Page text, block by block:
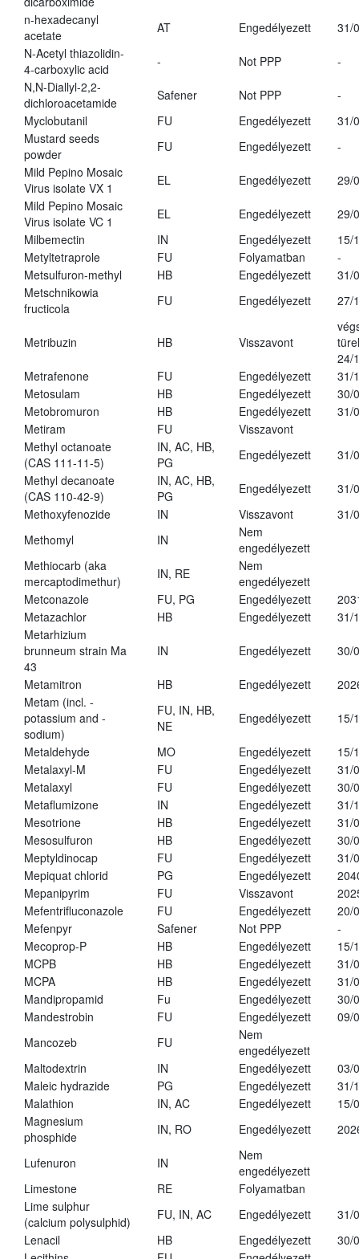
n-hexadecanyl
acetate
AT Engedélyezett
31/
N-Acetyl thiazolidin-
4-carboxylic acid
- Not PPP
-
N,N-Diallyl-2,2-
dichloroacetamide
Safener Not PPP
-
Myclobutanil
FU Engedélyezett
31/
Mustard seeds
powder
FU Engedélyezett
-
Mild Pepino Mosaic
Virus isolate VX 1
EL Engedélyezett
29/
Mild Pepino Mosaic
Virus isolate VC 1
EL Engedélyezett
29/
Milbemectin
IN Engedélyezett
15/
Metyltetraprole
FU Folyamatban
-
Metsulfuron-methyl
HB Engedélyezett
31/
Metschnikowia
fructicola
FU Engedélyezett 27/
Metribuzin HB Visszavont
24/
Metrafenone
FU Engedélyezett
31/
Metosulam
HB Engedélyezett
30/
Metobromuron
HB Engedélyezett
31/
Metiram
FU
Visszavont
Methyl octanoate
(CAS 111-11-5)
IN, AC, HB,
PG
Engedélyezett
31/
Methyl decanoate
(CAS 110-42-9)
IN, AC, HB,
PG
Engedélyezett
31/
Methoxyfenozide
IN Visszavont
31/
Methomyl
IN
Nem
engedélyezett
Methiocarb (aka
mercaptodimethur)
IN, RE
Nem
engedélyezett
Metconazole
FU, PG Engedélyezett
Metazachlor
HB Engedélyezett
31/
Metarhizium
brunneum strain Ma
43
IN Engedélyezett 30/
Metamitron HB Engedélyezett
Metam (incl. -
potassium and -
sodium)
FU, IN, HB,
NE
Engedélyezett 15/
Metaldehyde MO Engedélyezett
15/
Metalaxyl-M
FU Engedélyezett
31/
Metalaxyl
FU Engedélyezett
30/
Metaflumizone
IN Engedélyezett
31/
Mesotrione
HB Engedélyezett
31/
Mesosulfuron
HB Engedélyezett
30/
Meptyldinocap
FU Engedélyezett
31/
Mepiquat chlorid
PG Engedélyezett
Mepanipyrim
FU Visszavont
Mefentrifluconazole
FU Engedélyezett
20/
Mefenpyr
Safener Not PPP
-
Mecoprop-P
HB Engedélyezett
15/
MCPB
HB Engedélyezett
31/
MCPA
HB Engedélyezett
31/
Mandipropamid
Fu Engedélyezett
30/
Mandestrobin
FU Engedélyezett
09/
Mancozeb
FU
Nem
engedélyezett
Maltodextrin
IN Engedélyezett
03/
Maleic hydrazide
PG Engedélyezett
31/
Malathion
IN, AC Engedélyezett
15/
Magnesium
phosphide
IN, RO Engedélyezett
Lufenuron IN
Nem
engedélyezett
Limestone
RE
Folyamatban
Lime sulphur
(calcium polysulphid)
FU, IN, AC Engedélyezett
31/
Lenacil
HB Engedélyezett
30/